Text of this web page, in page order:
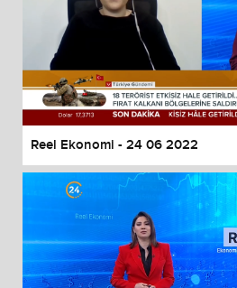
Reel Ekonomi - 24 06 2022